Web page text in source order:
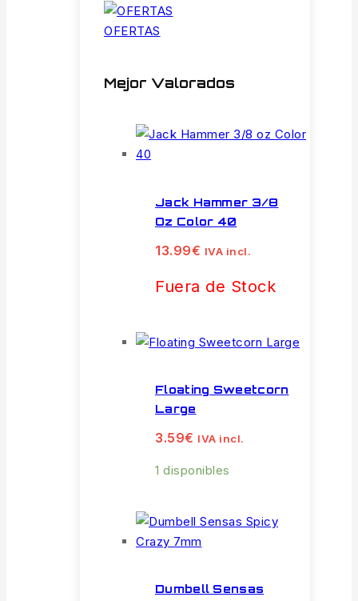
OFERTAS
Mejor Valorados
Jack Hammer 3/8
Oz Color 40
13.99€ IVA incl.
Fuera de Stock
Floating Sweetcorn
Large
3.59€ IVA incl.
1 disponibles
Dumbell Sensas